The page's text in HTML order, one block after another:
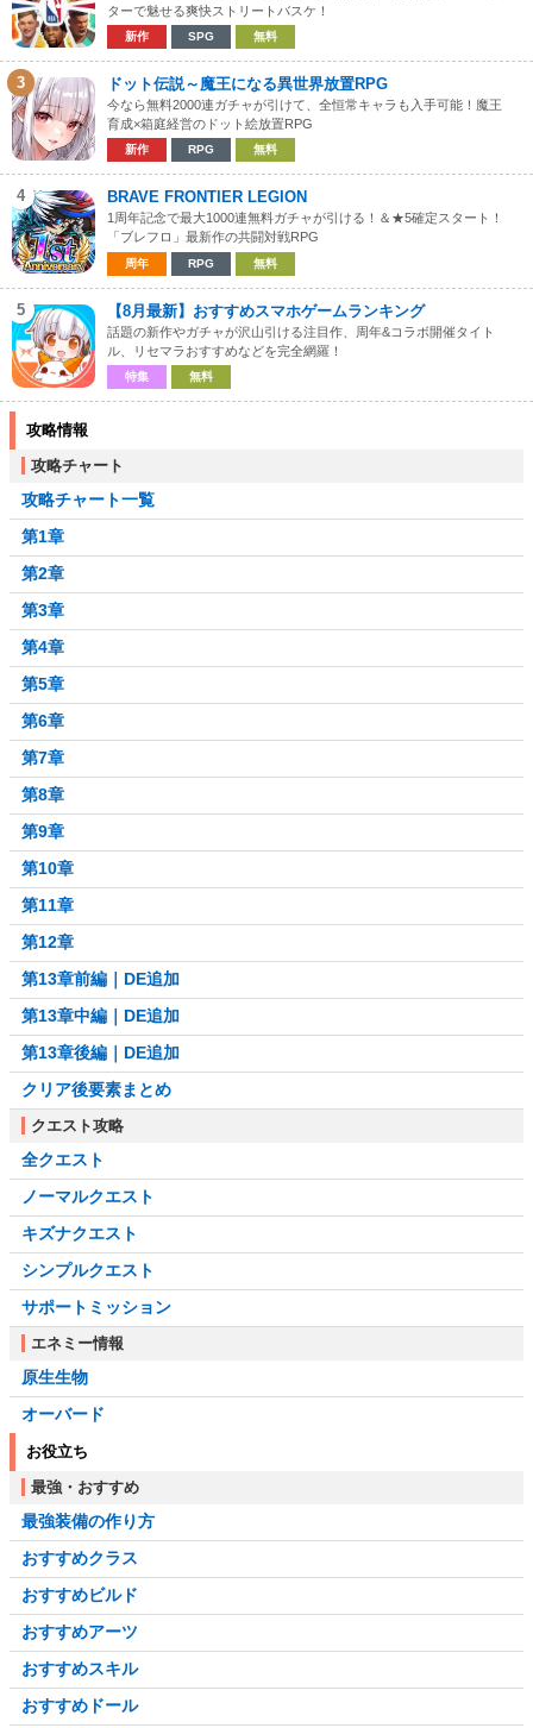
ターで魅せる爽快ストリートバスケ！
新作 SPG 無料
3 ドット伝説～魔王になる異世界放置RPG
今なら無料2000連ガチャが引けて、全恒常キャラも入手可能！魔王
育成×箱庭経営のドット絵放置RPG
新作 RPG 無料
4 BRAVE FRONTIER LEGION
1周年記念で最大1000連無料ガチャが引ける！＆★5確定スタート！
「ブレフロ」最新作の共闘対戦RPG
周年 RPG 無料
5 【8月最新】おすすめスマホゲームランキング
話題の新作やガチャが沢山引ける注目作、周年&コラボ開催タイト
ル、リセマラおすすめなどを完全網羅！
特集 無料
攻略情報
攻略チャート
攻略チャート一覧
第1章
第2章
第3章
第4章
第5章
第6章
第7章
第8章
第9章
第10章
第11章
第12章
第13章前編｜DE追加
第13章中編｜DE追加
第13章後編｜DE追加
クリア後要素まとめ
クエスト攻略
全クエスト
ノーマルクエスト
キズナクエスト
シンプルクエスト
サポートミッション
エネミー情報
原生生物
オーバード
お役立ち
最強・おすすめ
最強装備の作り方
おすすめクラス
おすすめビルド
おすすめアーツ
おすすめスキル
おすすめドール